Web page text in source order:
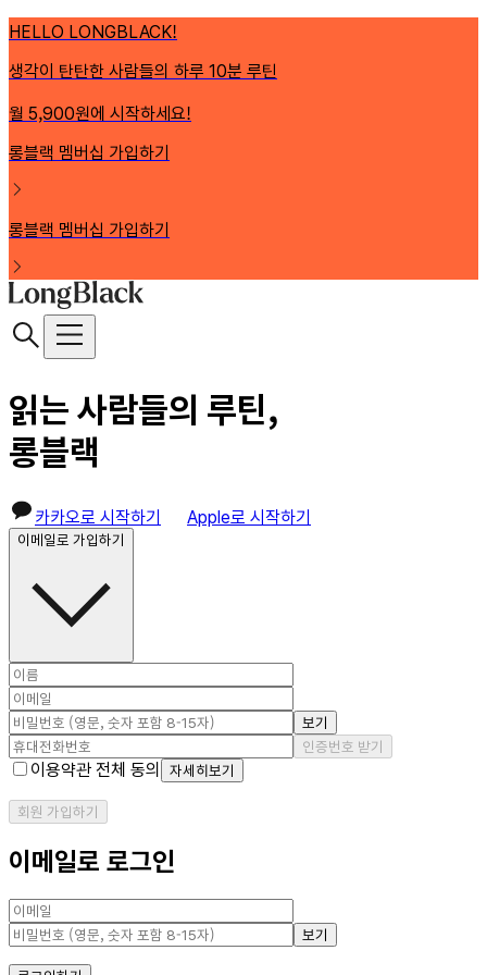
HELLO LONGBLACK!
생각이 탄탄한 사람들의 하루 10분 루틴
월 5,900원에 시작하세요!
롱블랙 멤버십 가입하기
롱블랙 멤버십 가입하기
읽는 사람들의 루틴,
롱블랙
카카오로 시작하기 Apple로 시작하기
이메일로 가입하기
보기
인증번호 받기
이용약관 전체 동의 자세히보기
회원 가입하기
이메일로 로그인
보기